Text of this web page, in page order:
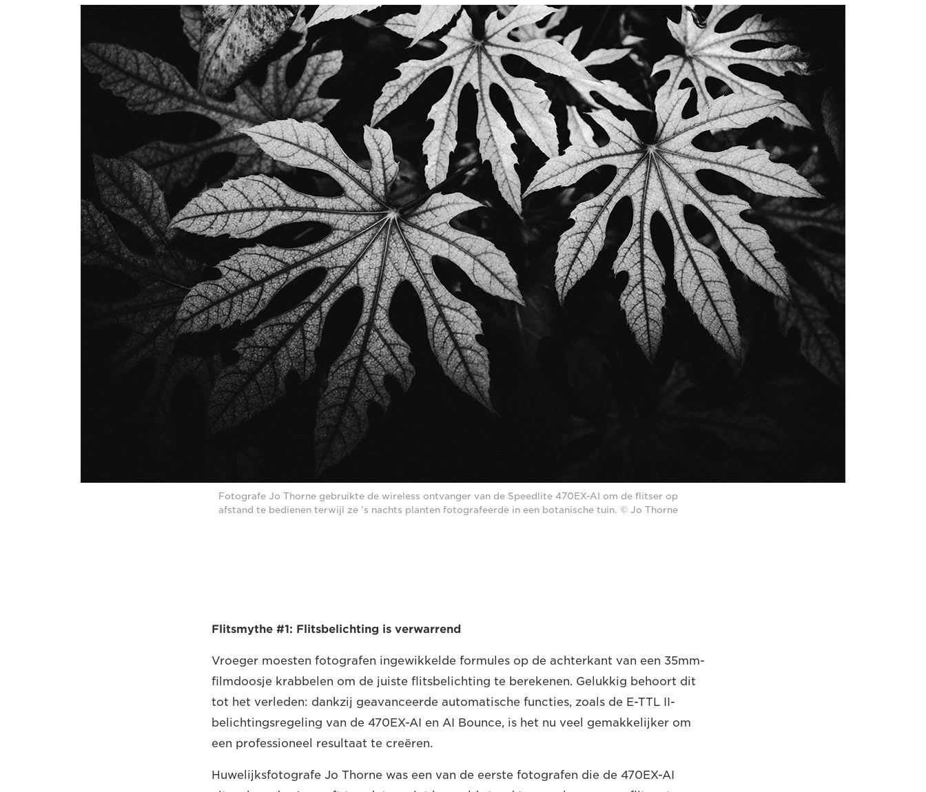
Fotografe Jo Thorne gebruikte de wireless ontvanger van de Speedlite 470EX-AI om de flitser op
afstand te bedienen terwijl ze 's nachts planten fotografeerde in een botanische tuin. © Jo Thorne
Flitsmythe #1: Flitsbelichting is verwarrend
Vroeger moesten fotografen ingewikkelde formules op de achterkant van een 35mm-
filmdoosje krabbelen om de juiste flitsbelichting te berekenen. Gelukkig behoort dit
tot het verleden: dankzij geavanceerde automatische functies, zoals de E-TTL II-
belichtingsregeling van de 470EX-AI en AI Bounce, is het nu veel gemakkelijker om
een professioneel resultaat te creëren.
Huwelijksfotografe Jo Thorne was een van de eerste fotografen die de 470EX-AI